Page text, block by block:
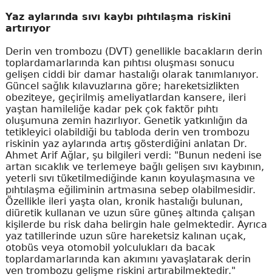
Yaz aylarında sıvı kaybı pıhtılaşma riskini
artırıyor
Derin ven trombozu (DVT) genellikle bacakların derin
toplardamarlarında kan pıhtısı oluşması sonucu
gelişen ciddi bir damar hastalığı olarak tanımlanıyor.
Güncel sağlık kılavuzlarına göre; hareketsizlikten
obeziteye, geçirilmiş ameliyatlardan kansere, ileri
yaştan hamileliğe kadar pek çok faktör pıhtı
oluşumuna zemin hazırlıyor. Genetik yatkınlığın da
tetikleyici olabildiği bu tabloda derin ven trombozu
riskinin yaz aylarında artış gösterdiğini anlatan Dr.
Ahmet Arif Ağlar, şu bilgileri verdi: "Bunun nedeni ise
artan sıcaklık ve terlemeye bağlı gelişen sıvı kaybının,
yeterli sıvı tüketilmediğinde kanın koyulaşmasına ve
pıhtılaşma eğiliminin artmasına sebep olabilmesidir.
Özellikle ileri yaşta olan, kronik hastalığı bulunan,
diüretik kullanan ve uzun süre güneş altında çalışan
kişilerde bu risk daha belirgin hale gelmektedir. Ayrıca
yaz tatillerinde uzun süre hareketsiz kalınan uçak,
otobüs veya otomobil yolculukları da bacak
toplardamarlarında kan akımını yavaşlatarak derin
ven trombozu gelişme riskini artırabilmektedir."